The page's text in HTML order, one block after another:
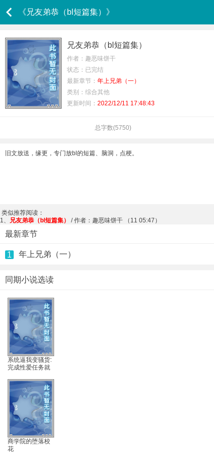
《兄友弟恭（bl短篇集）》
兄友弟恭（bl短篇集）
作者：趣恶味饼干
状态：已完结
最新章节： 年上兄弟（一）
类别：综合其他
更新时间： 2022/12/11 17:48:43
总字数(5750)
旧文放送，缘更，专门放bl的短篇、脑洞，点梗。
类似推荐阅读：
1、 兄友弟恭（bl短篇集） / 作者：趣恶味饼干 （11 05:47）
最新章节
1 年上兄弟（一）
同期小说选读
系统逼我变骚货:
完成性爱任务就
商学院的堕落校
花